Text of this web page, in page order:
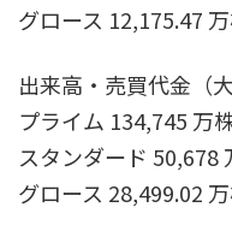
グロース 12,175.47
出来高・売買代金（大
プライム 134,745 万
スタンダード 50,678
グロース 28,499.02